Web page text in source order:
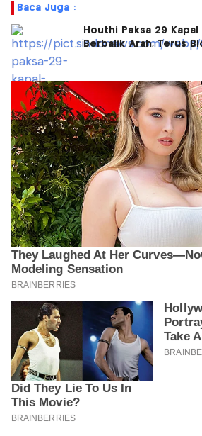
Baca Juga :
Houthi Paksa 29
Berbalik Arah, Terus